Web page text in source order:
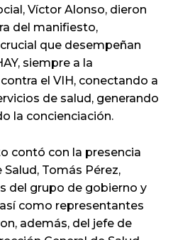
Víctor Alonso, dieron
del manifiesto,
que desempeñan
siempre a la
el VIH, conectando a
de salud, generando
la concienciación.
contó con la presencia
Tomás Pérez,
del grupo de gobierno y
como representantes
además, del jefe de